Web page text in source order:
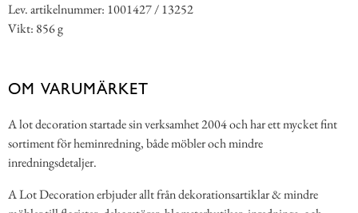
Lev. artikelnummer: 1001427 / 13252
Vikt: 856 g
OM VARUMÄRKET
A lot decoration startade sin verksamhet 2004 och har ett mycket fint
sortiment för heminredning, både möbler och mindre
inredningsdetaljer.
A Lot Decoration erbjuder allt från dekorationsartiklar & mindre